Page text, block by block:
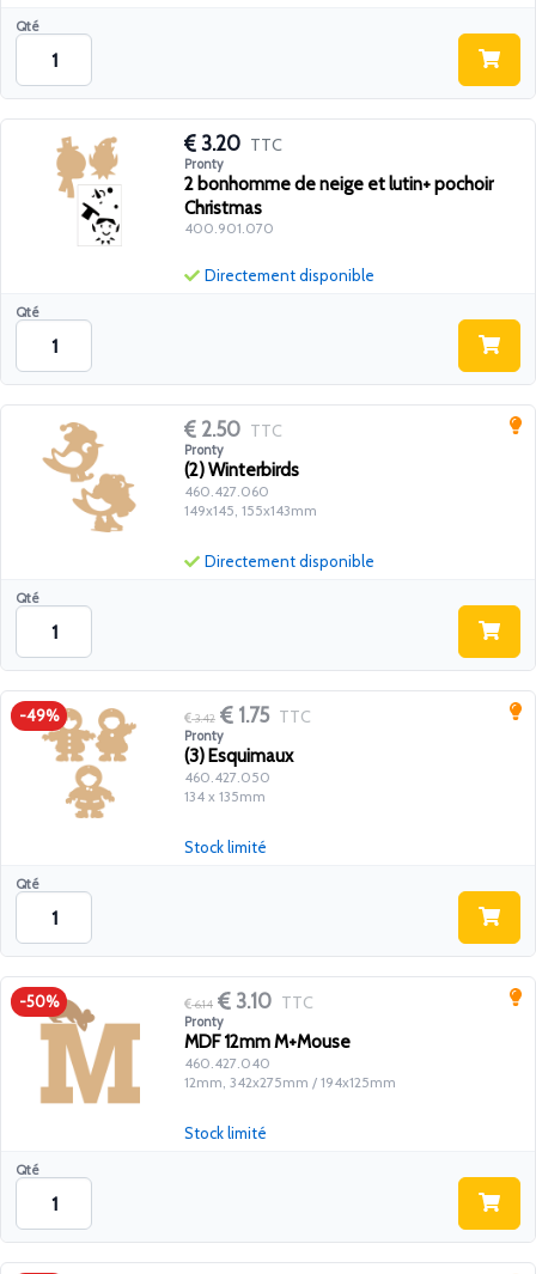
Qté
3.20 TTC
Pronty
2 bonhomme de neige et lutin+ pochoir
Christmas
400.901.070
Qté
Directement disponible
2.50 TTC
Pronty
(2) Winterbirds
460.427.060
149x145, 155x143mm
Qté
Directement disponible
-49% 3.42 1.75 TTC
Pronty
(3) Esquimaux
460.427.050
134 x 135mm
Qté
Stock limité
-50% 6.14 3.10 TTC
Pronty
MDF 12mm M+Mouse
460.427.040
12mm, 342x275mm / 194x125mm
Qté
Stock limité